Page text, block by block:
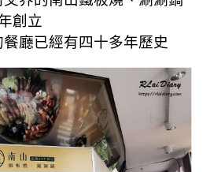
創立
廳已經有四十多年歷史